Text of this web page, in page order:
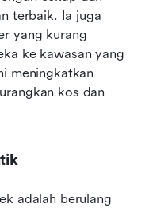
terbaik. Ia juga
yang kurang
ke kawasan yang
meningkatkan
kos dan
adalah berulang